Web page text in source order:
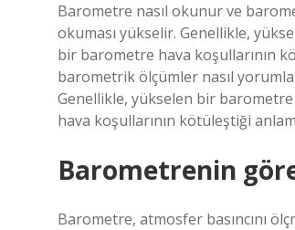
Barometre nasıl okunur ve
okuması yükselir. Genellikle,
bir barometre hava koşullarının
barometrik ölçümler nasıl
Genellikle, yükselen bir
hava koşullarının kötüleştiği
Barometrenin
Barometre, atmosfer basıncını